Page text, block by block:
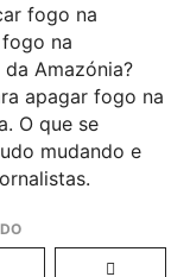
fogo na
na
Amazónia?
apagar fogo na
O que se
mudando e